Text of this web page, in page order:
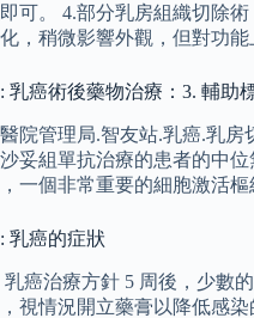
可。 4.部分乳房組織切除
，稍微影響外觀，但對功
乳癌術後藥物治療：3. 輔助
院管理局.智友站.乳癌.乳
妥組單抗治療的患者的中
一個非常重要的細胞激活樞
乳癌的症狀
癌治療方針 5 周後，少數
視情況開立藥膏以降低感